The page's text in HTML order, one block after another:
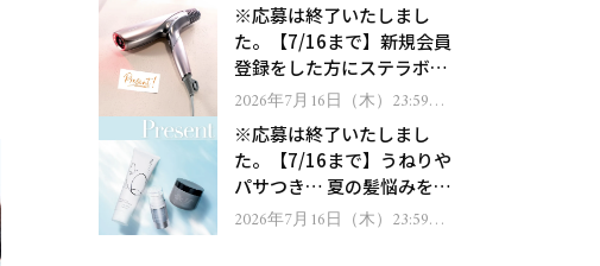
※応募は終了いたしまし
た。【7/16まで】新規会員
登録をした方にステラボー
テのシャインリバース ヘア
ゼント！
2026年7月16日（木）23:59ま
※応募は終了いたしまし
た。【7/16まで】うねりや
パサつき… 夏の髪悩みを解
消するヘアケアアイテムを
2026年7月16日（木）23:59ま